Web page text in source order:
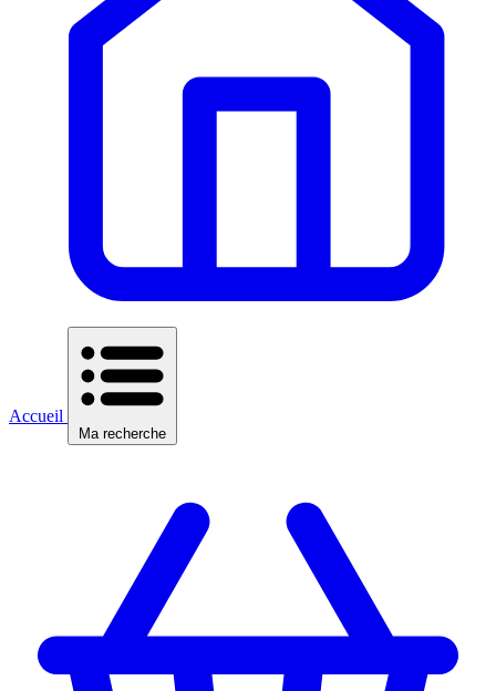
Accueil
Ma recherche